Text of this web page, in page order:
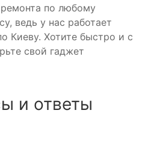
по любому
ведь у нас работает
Киеву. Хотите быстро и с
свой гаджет
и ответы